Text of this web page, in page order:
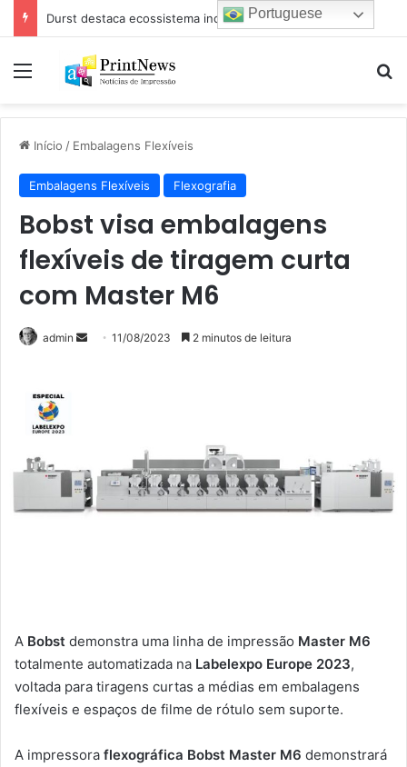
Durst destaca ecossistema industrial para impressão e estamparia digital na Febratex 2026
Menu
Início / Embalagens Flexíveis
Embalagens Flexíveis Flexografia
Bobst visa embalagens
flexíveis de tiragem curta
com Master M6
admin
Mande11/08/2023 2 minutos de leitura
A Bobst demonstra uma linha de impressão Master M6
totalmente automatizada na Labelexpo Europe 2023,
voltada para tiragens curtas a médias em embalagens
flexíveis e espaços de filme de rótulo sem suporte.
A impressora flexográfica Bobst Master M6 demonstrará
Portuguese